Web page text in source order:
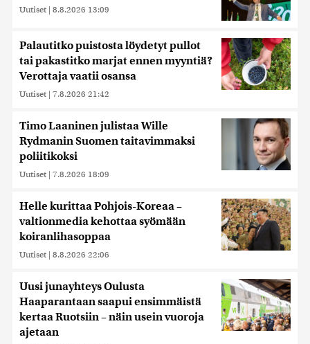
Uutiset | 8.8.2026 13:09
Palautitko puistosta löydetyt pullot
tai pakastitko marjat ennen myyntiä?
Verottaja vaatii osansa
Uutiset | 7.8.2026 21:42
Timo Laaninen julistaa Wille
Rydmanin Suomen taitavimmaksi
poliitikoksi
Uutiset | 7.8.2026 18:09
Helle kurittaa Pohjois-Koreaa –
valtionmedia kehottaa syömään
koiranlihasoppaa
Uutiset | 8.8.2026 22:06
Uusi junayhteys Oulusta
Haaparantaan saapui ensimmäistä
kertaa Ruotsiin – näin usein vuoroja
ajetaan